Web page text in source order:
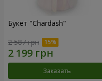
Букет "Chardash"
2 587 грн
Заказать